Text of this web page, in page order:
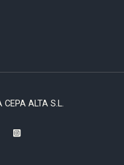
ALTA S.L.